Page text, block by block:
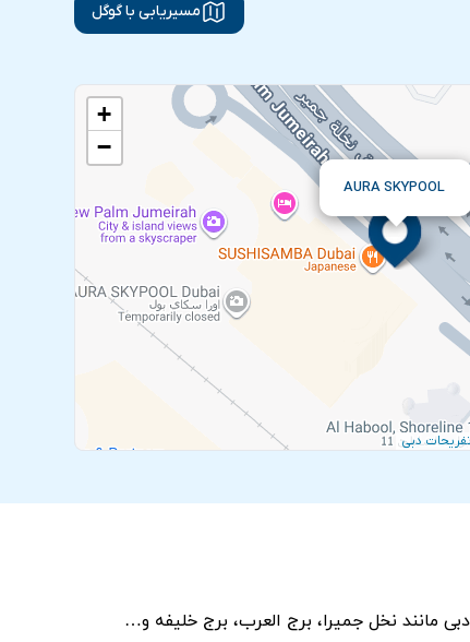
مسیریابی با گوگل
AURA SKYPOOL
+
−
دبی
مانند نخل جمیرا، برج العرب، برج خلیفه و…